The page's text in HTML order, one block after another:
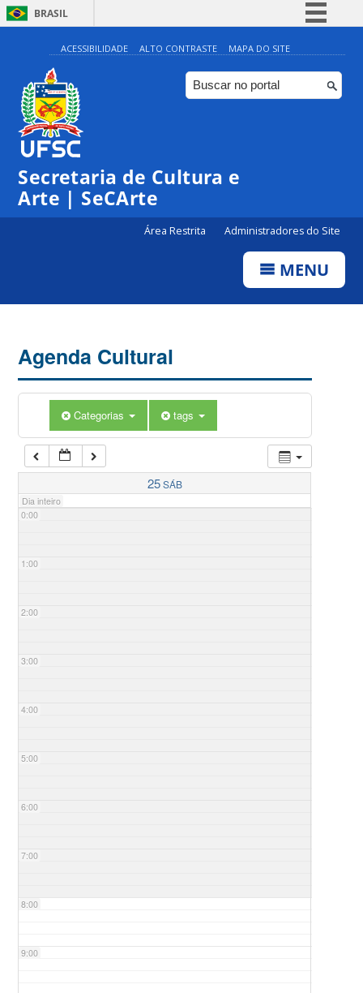
BRASIL
Simplifique!
Comunica BR
Participe
ACESSIBILIDADE ALTO CONTRASTE MAPA DO SITE
Secretaria de Cultura e
Arte | SeCArte
Área Restrita Administradores do Site
MENU
Agenda Cultural
Categorias tags
25SÁB
Dia inteiro
0:00
1:00
2:00
3:00
4:00
5:00
6:00
7:00
8:00
9:00